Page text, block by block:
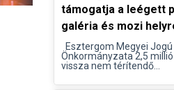
támogatja a leégett
galéria és mozi
Esztergom Megyei Jogú
Önkormányzata 2,5
vissza nem térítendő...